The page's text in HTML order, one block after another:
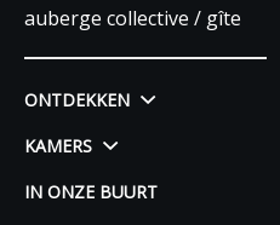
auberge collective / gîte
ONTDEKKEN
KAMERS
IN ONZE BUURT